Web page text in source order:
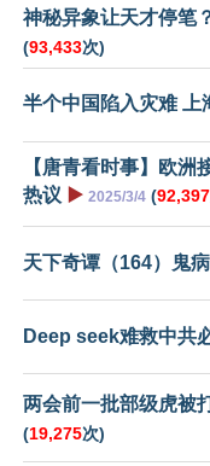
神秘异象让天才停笔
(93,433次)
半个中国陷入灾难 上
【唐青看时事】欧洲
热议 ▶️ 2025/3/4 (92,397
天下奇谭（164）鬼
Deep seek难救中共
两会前一批部级虎被
(19,275次)